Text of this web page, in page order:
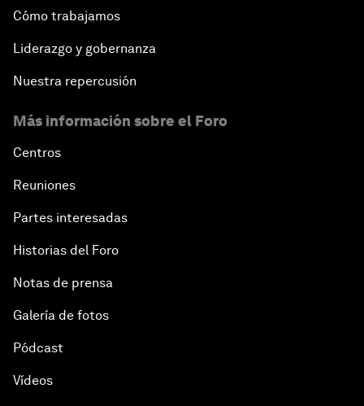
Cómo trabajamos
Liderazgo y gobernanza
Nuestra repercusión
Más información sobre el Foro
Centros
Reuniones
Partes interesadas
Historias del Foro
Notas de prensa
Galería de fotos
Pódcast
Vídeos